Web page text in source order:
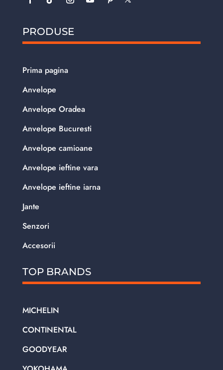
PRODUSE
Prima pagina
Anvelope
Anvelope Oradea
Anvelope Bucuresti
Anvelope camioane
Anvelope ieftine vara
Anvelope ieftine iarna
Jante
Senzori
Accesorii
TOP BRANDS
MICHELIN
CONTINENTAL
GOODYEAR